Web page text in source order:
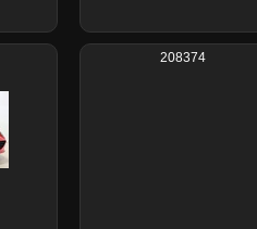
208374